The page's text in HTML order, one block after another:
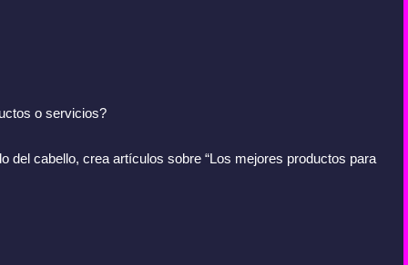
o servicios?
del cabello, crea artículos sobre “Los mejores productos para